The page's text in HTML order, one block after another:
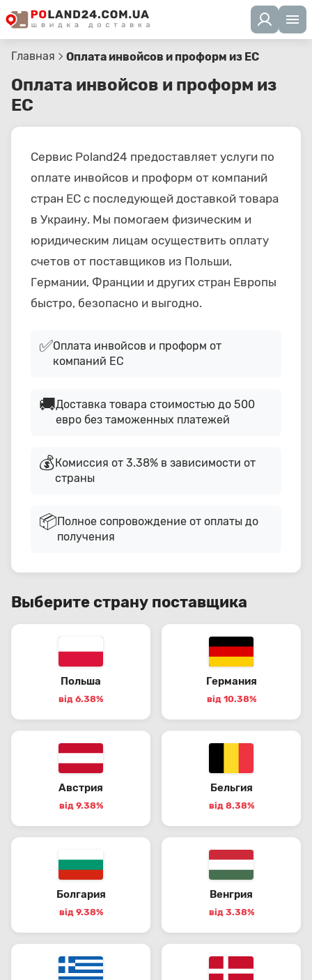
Главная Оплата инвойсов и проформ из ЕС
Оплата инвойсов и проформ из
ЕС
Сервис Poland24 предоставляет услуги по
оплате инвойсов и проформ от компаний
стран ЕС с последующей доставкой товара
в Украину. Мы помогаем физическим и
юридическим лицам осуществить оплату
счетов от поставщиков из Польши,
Германии, Франции и других стран Европы
быстро, безопасно и выгодно.
✅Оплата инвойсов и проформ от
компаний ЕС
🚚Доставка товара стоимостью до 500
евро без таможенных платежей
💰Комиссия от 3.38% в зависимости от
страны
📦Полное сопровождение от оплаты до
получения
Выберите страну поставщика
Польша
від 6.38%
Германия
від 10.38%
Австрия
від 9.38%
Бельгия
від 8.38%
Болгария
від 9.38%
Венгрия
від 3.38%